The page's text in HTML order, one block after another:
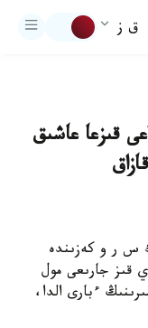
ق ز
قىزعا عاشىق
س ر و كەزىندە
قىز جارىعى مول
ءبارى الدا،